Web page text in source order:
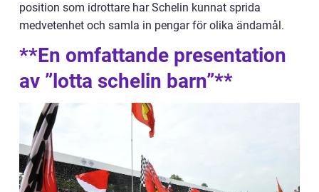
position som idrottare har Schelin kunnat sprida
medvetenhet och samla in pengar för olika ändamål.
**En omfattande presentation
av ”lotta schelin barn”**